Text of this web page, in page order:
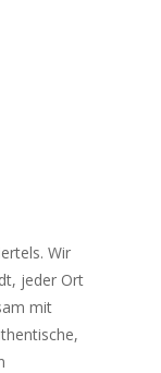
Wir
jeder Ort
mit